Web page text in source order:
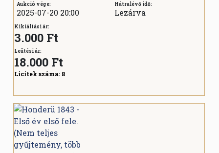
Aukció vége:
2025-07-20 20:00
Hátralévő idő:
Lezárva
Kikiáltási ár:
3.000 Ft
Leütési ár:
18.000 Ft
Licitek száma: 8